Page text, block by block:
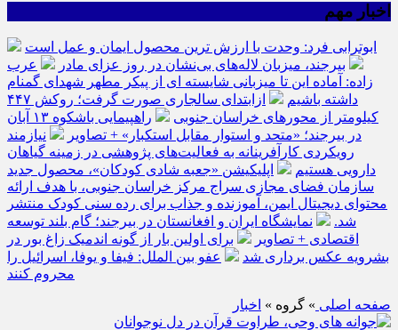
اخبار مهم
ابوترابی فرد: وحدت با ارزش ترین محصول ایمان و عمل است
بیرجند، میزبان لاله‌های بی‌نشان در روز عزای مادر
عرب
زاده: آماده این تا میزبانی شایسته ای از پیکر مطهر شهدای گمنام
داشته باشیم
ازابتدای سالجاری صورت گرفت؛ روکش ۴۴۷
کیلومتر از محورهای خراسان جنوبی
راهپیمایی باشکوه ۱۳ آبان
در بیرجند؛ «متحد و استوار مقابل استکبار» + تصاویر
نیازمند
رویکردی کارآفرینانه به فعالیت‌های پژوهشی در زمینه گیاهان
دارویی هستیم
اپلیکیشن «جعبه شادی کودکان»، محصول جدید
سازمان فضای مجازی سراج مرکز خراسان جنوبی، با هدف ارائه
محتوای دیجیتال ایمن، آموزنده و جذاب برای رده سنی کودک منتشر
شد.
نمایشگاه ایران و افغانستان در بیرجند؛ گام بلند توسعه
اقتصادی + تصاویر
برای اولین بار از گونه اندمیک زاغ بور در
بشرویه عکس برداری شد
عفو بین الملل: فیفا و یوفا، اسرائیل را
محروم کنند
صفحه اصلی » گروه » اخبار